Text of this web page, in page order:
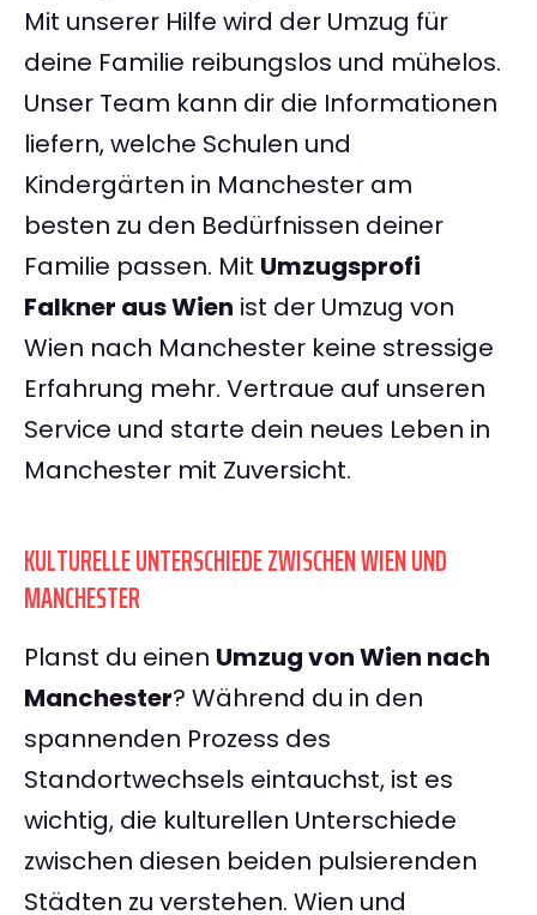
Mit unserer Hilfe wird der Umzug für
deine Familie reibungslos und mühelos.
Unser Team kann dir die Informationen
liefern, welche Schulen und
Kindergärten in Manchester am
besten zu den Bedürfnissen deiner
Familie passen. Mit Umzugsprofi
Falkner aus Wien ist der Umzug von
Wien nach Manchester keine stressige
Erfahrung mehr. Vertraue auf unseren
Service und starte dein neues Leben in
Manchester mit Zuversicht.
KULTURELLE UNTERSCHIEDE ZWISCHEN WIEN UND
MANCHESTER
Planst du einen Umzug von Wien nach
Manchester? Während du in den
spannenden Prozess des
Standortwechsels eintauchst, ist es
wichtig, die kulturellen Unterschiede
zwischen diesen beiden pulsierenden
Städten zu verstehen. Wien und